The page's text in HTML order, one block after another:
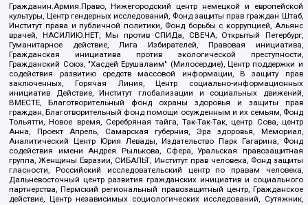
Гражданин.Армия.Право, Нижегородский центр немецкой и европейской
культуры, Центр гендерных исследований, Фонд защиты прав граждан Штаб,
Институт права и публичной политики, Фонд борьбы с коррупцией, Альянс
врачей, НАСИЛИЮ.НЕТ, Мы против СПИДа, СВЕЧА, Открытый Петербург,
Гуманитарное действие, Лига Избирателей, Правовая инициатива,
Гражданская инициатива против экологической преступности,
Гражданский Союз, "Хасдей Ерушалаим" (Милосердие), Центр поддержки и
содействия развитию средств массовой информации, В защиту прав
заключенных, Горячая Линия, Центр социально-информационных
инициатив Действие, Институт глобализации и социальных движений,
ВМЕСТЕ, Благотворительный фонд охраны здоровья и защиты прав
граждан, Благотворительный фонд помощи осужденным и их семьям, Фонд
Тольятти, Новое время, Серебряная тайга, Так-Так-Так, центр Сова, центр
Анна, Проект Апрель, Самарская губерния, Эра здоровья, Мемориал,
Аналитический Центр Юрия Левады, Издательство Парк Гагарина, Фонд
содействия имени Андрея Рылькова, Сфера, Уральская правозащитная
группа, Женщины Евразии, СИБАЛЬТ, Институт прав человека, Фонд защиты
гласности, Российский исследовательский центр по правам человека,
Дальневосточный центр развития гражданских инициатив и социального
партнерства, Пермский региональный правозащитный центр, Гражданское
действие, Центр независимых социологических исследований, Сутяжник,